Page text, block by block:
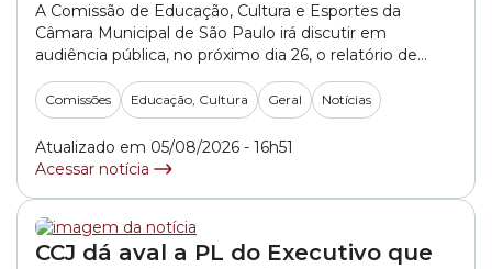
A Comissão de Educação, Cultura e Esportes da
Câmara Municipal de São Paulo irá discutir em
audiência pública, no próximo dia 26, o relatório de
prestação de contas da Secretaria Municipal de
Educação referente aos meses de abril, maio e junho
de 2026. O debate está agendado para às 13h30, na
Sala Tiradentes – 8°... »
Comissões Educação, Cultura Geral Notícias
Atualizado em 05/08/2026 - 16h51
Acessar notícia
CCJ dá aval a PL do Executivo que